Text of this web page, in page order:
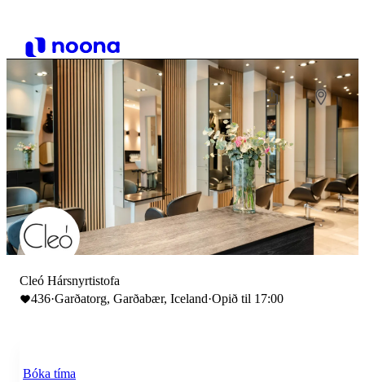
Cleó Hársnyrtistofa
436·Garðatorg, Garðabær, Iceland·Opið til 17:00
Bóka tíma